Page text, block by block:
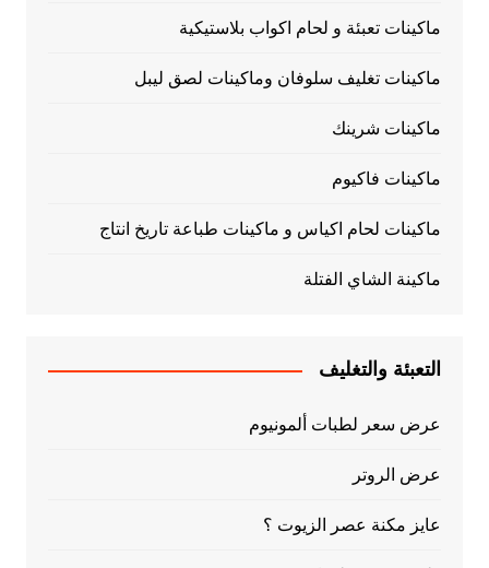
ماكينات تعبئة و لحام اكواب بلاستيكية
ماكينات تغليف سلوفان وماكينات لصق ليبل
ماكينات شرينك
ماكينات فاكيوم
ماكينات لحام اكياس و ماكينات طباعة تاريخ انتاج
ماكينة الشاي الفتلة
التعبئة والتغليف
عرض سعر لطبات ألمونيوم
عرض الروتر
عايز مكنة عصر الزيوت ؟